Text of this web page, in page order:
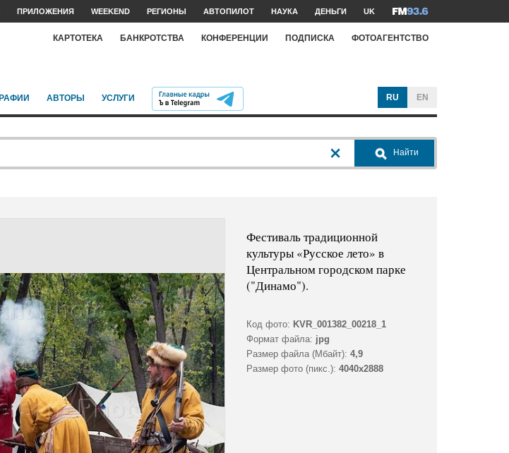
ПРИЛОЖЕНИЯ WEEKEND РЕГИОНЫ АВТОПИЛОТ НАУКА ДЕНЬГИ UK
КАРТОТЕКА БАНКРОТСТВА КОНФЕРЕНЦИИ ПОДПИСКА ФОТОАГЕНТСТВО
АВТОРЫ УСЛУГИ RU EN
Найти
Фестиваль традиционной
культуры «Русское лето» в
Центральном городском парке
("Динамо").
Код фото: KVR_001382_00218_1
Формат файла: jpg
Размер файла (Мбайт): 4,9
Размер фото (пикс.): 4040x2888